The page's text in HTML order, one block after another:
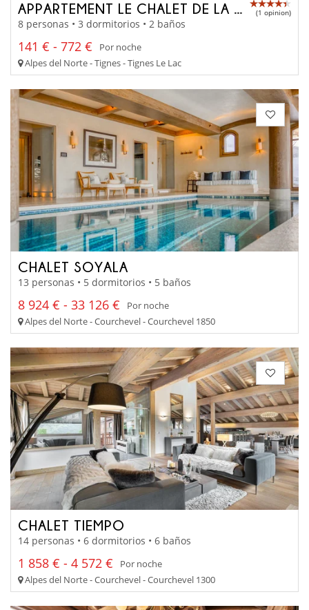
APPARTEMENT LE CHALET DE LA GRANDE MOTTE (1 opinion)
8 personas • 3 dormitorios • 2 baños
141 € - 772 €
Por noche
Alpes del Norte - Tignes - Tignes Le Lac
CHALET SOYALA
13 personas • 5 dormitorios • 5 baños
8 924 € - 33 126 €
Por noche
Alpes del Norte - Courchevel - Courchevel 1850
CHALET TIEMPO
14 personas • 6 dormitorios • 6 baños
1 858 € - 4 572 €
Por noche
Alpes del Norte - Courchevel - Courchevel 1300